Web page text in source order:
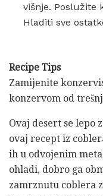
višnje. Poslužite
Hladiti sve
Recipe Tips
Zamijenite
konzervom od
Ovaj desert se lepo
ovaj recept iz
ih u odvojenim
ohladi, dobro ga
zamrznutu coblera